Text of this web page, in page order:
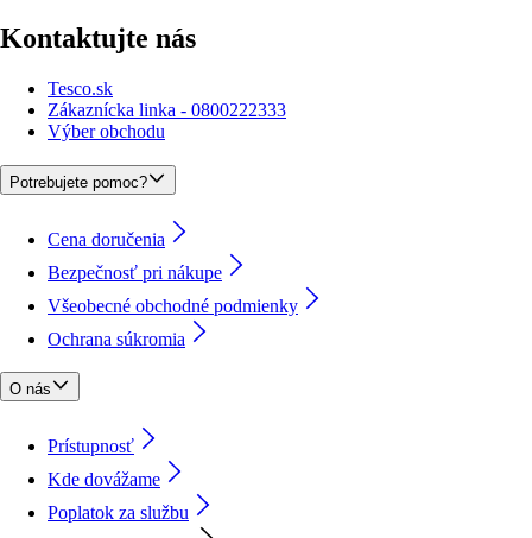
Kontaktujte nás
Tesco.sk
Zákaznícka linka - 0800222333
Výber obchodu
Potrebujete pomoc?
Cena doručenia
Bezpečnosť pri nákupe
Všeobecné obchodné podmienky
Ochrana súkromia
O nás
Prístupnosť
Kde dovážame
Poplatok za službu